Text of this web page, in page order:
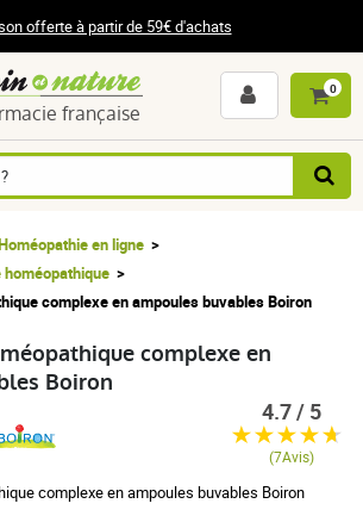
offerte à partir de 59€ d'achats
française
0
en ligne
complexe en ampoules buvables Boiron
complexe en
Boiron
complexe en ampoules buvables Boiron
4.7 / 5
(7Avis)